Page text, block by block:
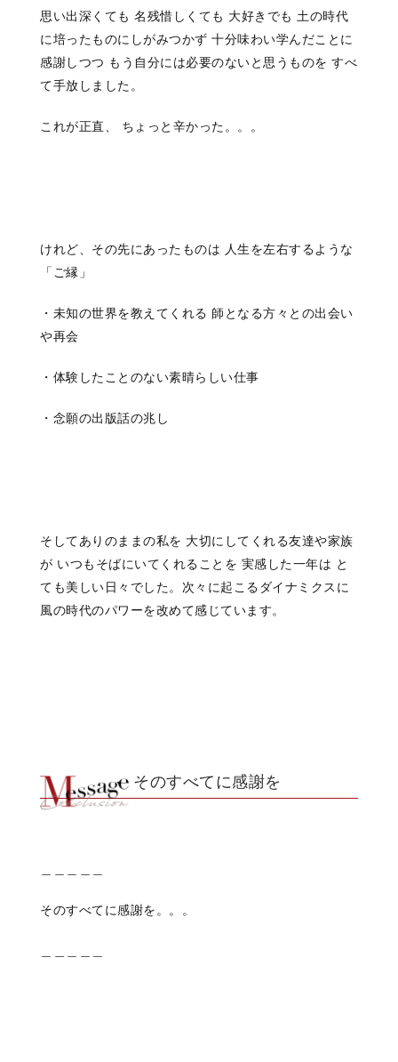
思い出深くても 名残惜しくても 大好きでも 土の時代
に培ったものにしがみつかず 十分味わい学んだことに
感謝しつつ もう自分には必要のないと思うものを すべ
て手放しました。
これが正直、 ちょっと辛かった。。。
けれど、その先にあったものは 人生を左右するような
「ご縁」
・未知の世界を教えてくれる 師となる方々との出会い
や再会
・体験したことのない素晴らしい仕事
・念願の出版話の兆し
そしてありのままの私を 大切にしてくれる友達や家族
が いつもそばにいてくれることを 実感した一年は と
ても美しい日々でした。 次々に起こるダイナミクスに
風の時代のパワーを改めて感じています。
そのすべてに感謝を
そのすべてに感謝を。。。